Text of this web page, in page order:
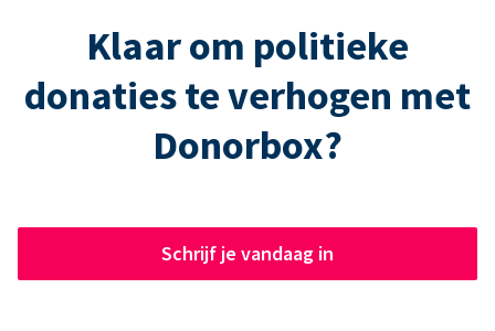
Klaar om politieke
donaties te verhogen met
Donorbox?
Schrijf je vandaag in